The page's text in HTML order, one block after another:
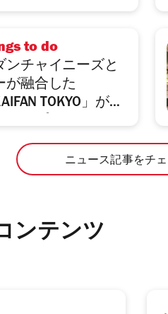
計は故フランク・
to do
ンチャイニーズと
が融合した
TOKYO」が広
オープン
ニュース記事をチ
ンテンツ